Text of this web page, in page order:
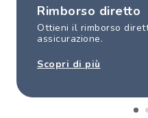
Rimborso diretto
Ottieni il rimborso
assicurazione.
Scopri di più